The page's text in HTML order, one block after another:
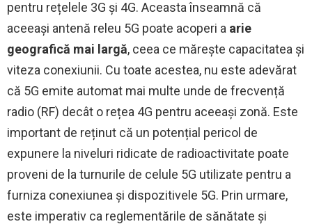
pentru rețelele 3G și 4G. Aceasta înseamnă că
aceeași antenă releu 5G poate acoperi a arie
geografică mai largă, ceea ce mărește capacitatea și
viteza conexiunii. Cu toate acestea, nu este adevărat
că 5G emite automat mai multe unde de frecvență
radio (RF) decât o rețea 4G pentru aceeași zonă. Este
important de reținut că un potențial pericol de
expunere la niveluri ridicate de radioactivitate poate
proveni de la turnurile de celule 5G utilizate pentru a
furniza conexiunea și dispozitivele 5G. Prin urmare,
este imperativ ca reglementările de sănătate și